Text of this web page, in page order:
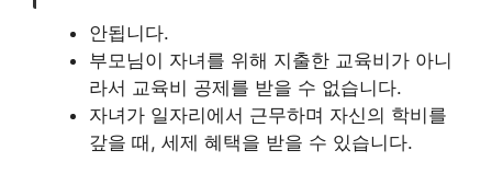
안됩니다.
부모님이 자녀를 위해 지출한 교육비가 아니
라서 교육비 공제를 받을 수 없습니다.
자녀가 일자리에서 근무하며 자신의 학비를
갚을 때, 세제 혜택을 받을 수 있습니다.